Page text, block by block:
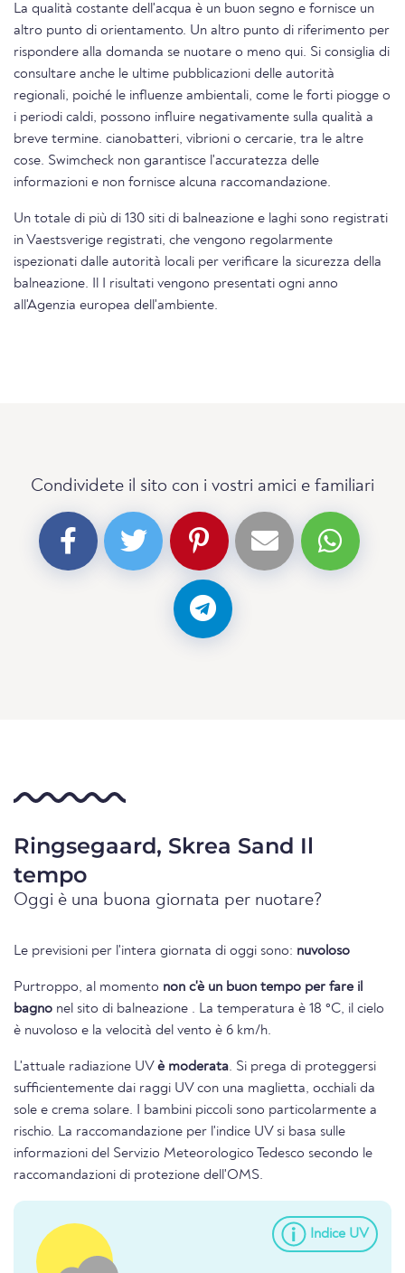
La qualità costante dell'acqua è un buon segno e fornisce un
altro punto di orientamento. Un altro punto di riferimento per
rispondere alla domanda se nuotare o meno qui. Si consiglia di
consultare anche le ultime pubblicazioni delle autorità
regionali, poiché le influenze ambientali, come le forti piogge o
i periodi caldi, possono influire negativamente sulla qualità a
breve termine. cianobatteri, vibrioni o cercarie, tra le altre
cose. Swimcheck non garantisce l'accuratezza delle
informazioni e non fornisce alcuna raccomandazione.
Un totale di più di 130 siti di balneazione e laghi sono registrati
in Vaestsverige registrati, che vengono regolarmente
ispezionati dalle autorità locali per verificare la sicurezza della
balneazione. Il I risultati vengono presentati ogni anno
all'Agenzia europea dell'ambiente.
Condividete il sito con i vostri amici e familiari
Ringsegaard, Skrea Sand Il
tempo
Oggi è una buona giornata per nuotare?
Le previsioni per l'intera giornata di oggi sono: nuvoloso
Purtroppo, al momento non c'è un buon tempo per fare il
bagno nel sito di balneazione . La temperatura è 18 °C, il cielo
è nuvoloso e la velocità del vento è 6 km/h.
L'attuale radiazione UV è moderata. Si prega di proteggersi
sufficientemente dai raggi UV con una maglietta, occhiali da
sole e crema solare. I bambini piccoli sono particolarmente a
rischio. La raccomandazione per l'indice UV si basa sulle
informazioni del Servizio Meteorologico Tedesco secondo le
raccomandazioni di protezione dell'OMS.
Indice UV